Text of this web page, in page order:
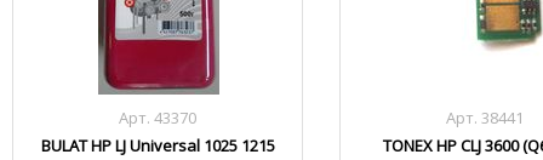
Арт. 43370
BULAT HP LJ Universal 1025 1215
Арт. 38441
TONEX HP CLJ 3600